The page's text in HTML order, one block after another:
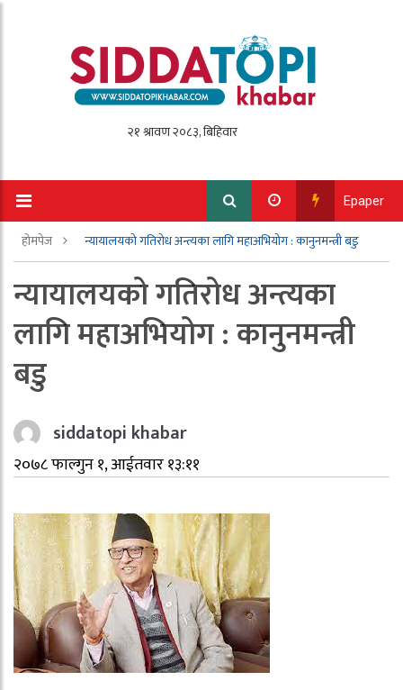
Epaper
होमपेज न्यायालयको गतिरोध अन्त्यका लागि महाअभियोग : कानुनमन्त्री बडु
न्यायालयको गतिरोध अन्त्यका
लागि महाअभियोग : कानुनमन्त्री
बडु
siddatopi khabar
२०७८ फाल्गुन १, आईतवार १३:११